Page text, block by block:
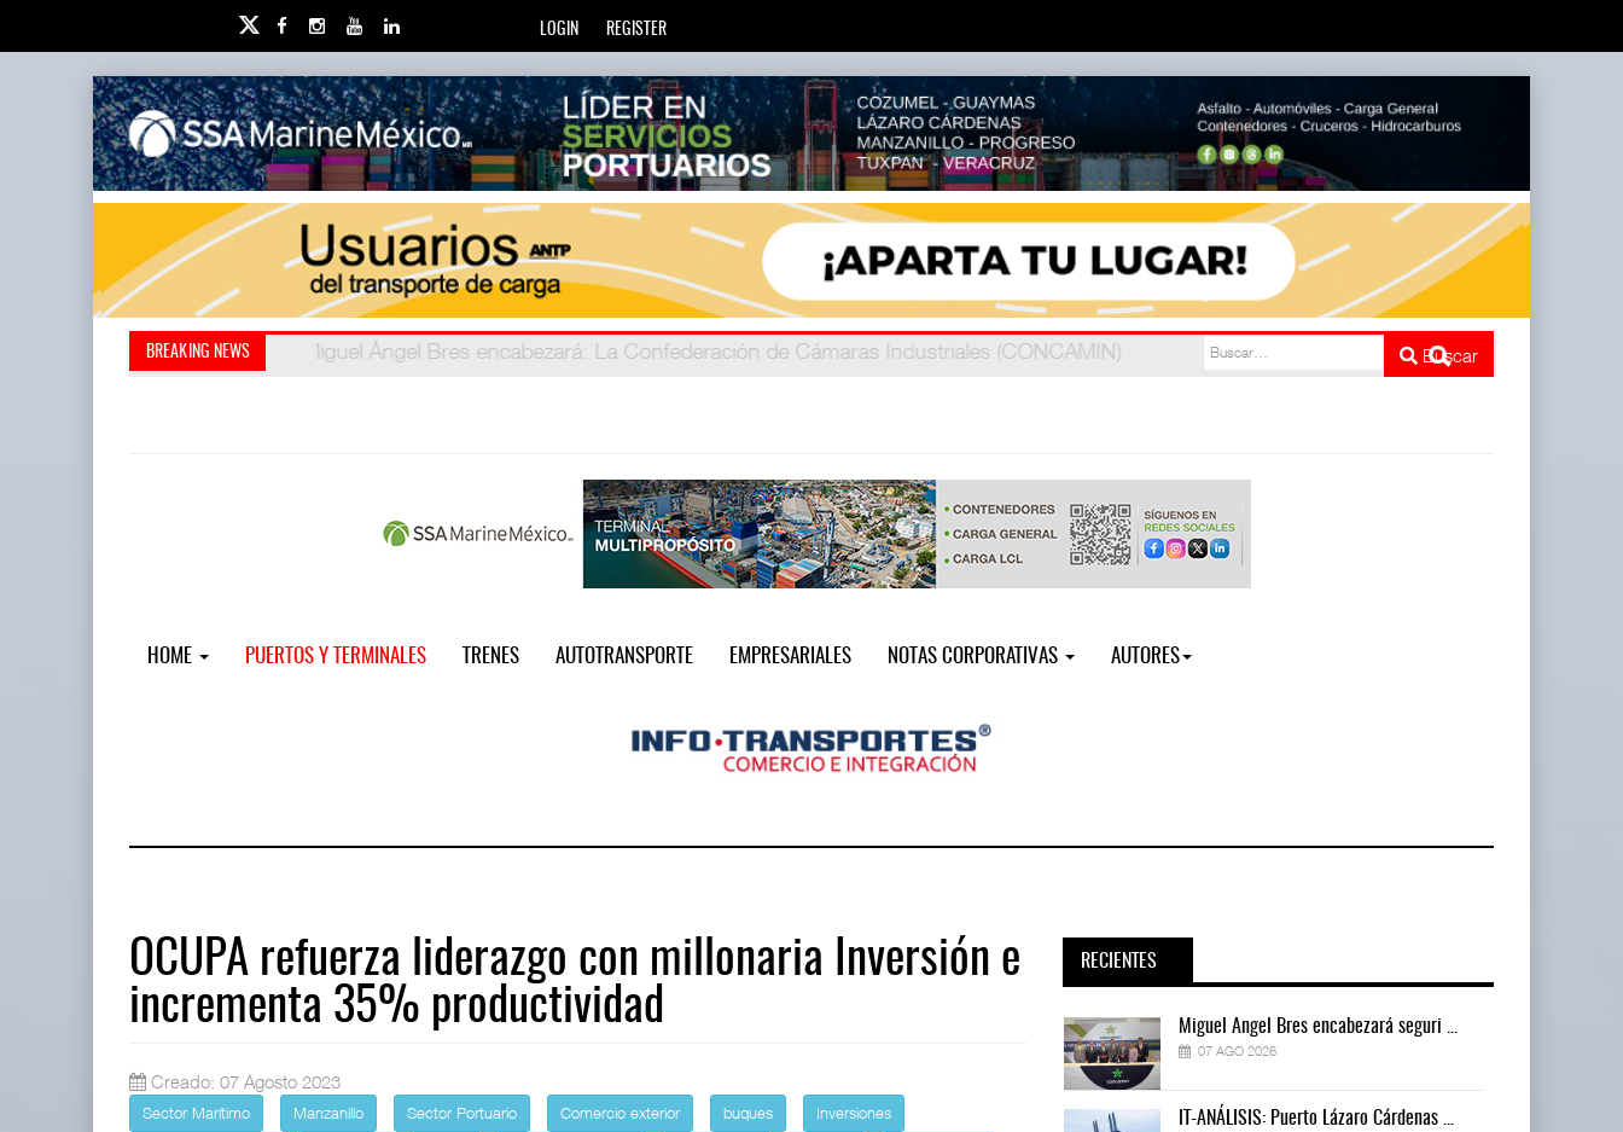
LOGIN REGISTER
BREAKING NEWS Miguel Ángel Bres encabezará
Retos de la educación privada : Más de 20 mil escuelas privadas atienden a más de cinco
Buscar
HOME PUERTOS Y TERMINALES TRENES AUTOTRANSPORTE EMPRESARIALES NOTAS CORPORATIVAS AUTORES
OCUPA refuerza liderazgo con millonaria Inversión e
incrementa 35% productividad
Creado: 07 Agosto 2023
Sector Marítimo Manzanillo Sector Portuario Comercio exterior buques
Inversiones
RECIENTES
Miguel Ángel Bres encabezará seguri ...
IT-ANÁLISIS: Puerto Lázaro Cárdenas ... IT-ANÁLISIS: Puerto Lázaro Cárdenas ...
Miguel Ángel Bres encabezará seguri ...
07 AGO 2026
IT-ANÁLISIS: Puerto Lázaro Cárdenas ...